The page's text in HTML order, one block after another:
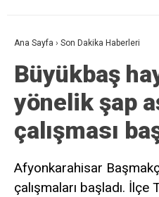
Ana Sayfa › Son Dakika Haberleri
Büyükbaş
yönelik şap
çalışması
Afyonkarahisar
çalışmaları başladı. İlçe